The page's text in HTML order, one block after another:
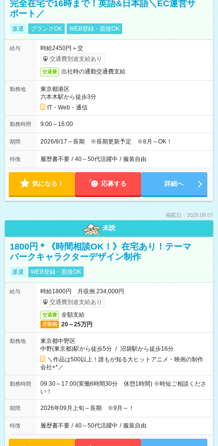
完全在宅で16時まで！英語&日本語＼EC運営サ
ポート／
派遣 ブランクOK WEB登録・面接OK
給与
時給2450円＋交
交通費別途支給あり
交通費 出社時の通勤交通費支給
勤務地
東京都港区
六本木駅から徒歩3分
IT・Web・通信
勤務時間 9:00～16:00
期間 2026/8/17～長期 ※長期更新予定 ※8月～OK！
特徴 履歴書不要 / 40～50代活躍中 / 服装自由
気になる！ 応募する 詳細へ
掲載日：2026.08.07
未読
1800円＊《時間相談OK！》在宅あり！テーマ
パークキャラクターデザイン制作
派遣 WEB登録・面接OK
給与
時給1800円 月収例 234,000円
交通費別途支給あり
交通費 全額支給
月収例 20～25万円
勤務地
東京都中野区
中野(東京都)駅から徒歩5分 / 沼袋駅から徒歩16分
＼作品は500以上！誰もが知る大ヒットアニメ・映画の制作
会社+*／
勤務時間
09:30～17:00(実働6時間30分 休憩1時間) ※時短ご相談くださ
い！
期間 2026年09月上旬～長期 ※9月～！
特徴 履歴書不要 / 40～50代活躍中 / 服装自由